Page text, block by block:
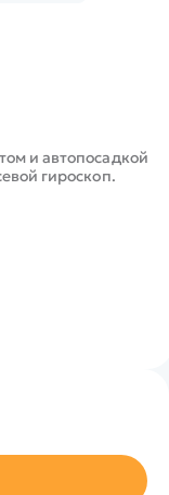
и автопосадкой
гироскоп.